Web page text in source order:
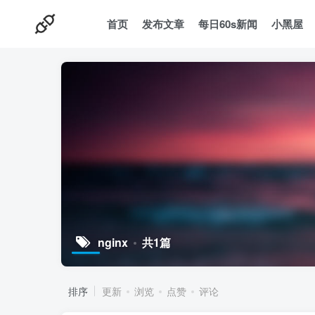
首页 发布文章 每日60s新闻 小黑屋
nginx 共1篇
排序 更新 浏览 点赞 评论